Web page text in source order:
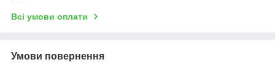
Всі умови оплати
Умови повернення